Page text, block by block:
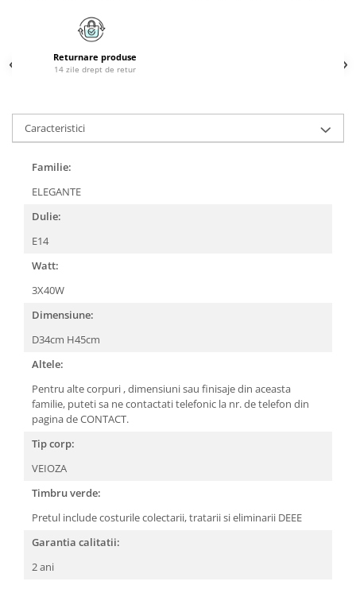
Returnare produse
14 zile drept de retur
Caracteristici
Familie:
ELEGANTE
Dulie:
E14
Watt:
3X40W
Dimensiune:
D34cm H45cm
Altele:
Pentru alte corpuri , dimensiuni sau finisaje din aceasta
familie, puteti sa ne contactati telefonic la nr. de telefon din
pagina de CONTACT.
Tip corp:
VEIOZA
Timbru verde:
Pretul include costurile colectarii, tratarii si eliminarii DEEE
Garantia calitatii:
2 ani